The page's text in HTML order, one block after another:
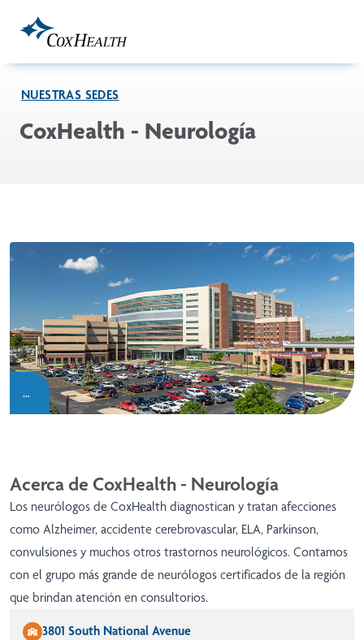
NUESTRAS SEDES
CoxHealth - Neurología
…
Acerca de CoxHealth - Neurología
Los neurólogos de CoxHealth diagnostican y tratan afecciones
como Alzheimer, accidente cerebrovascular, ELA, Parkinson,
convulsiones y muchos otros trastornos neurológicos. Contamos
con el grupo más grande de neurólogos certificados de la región
que brindan atención en consultorios.
3801 South National Avenue